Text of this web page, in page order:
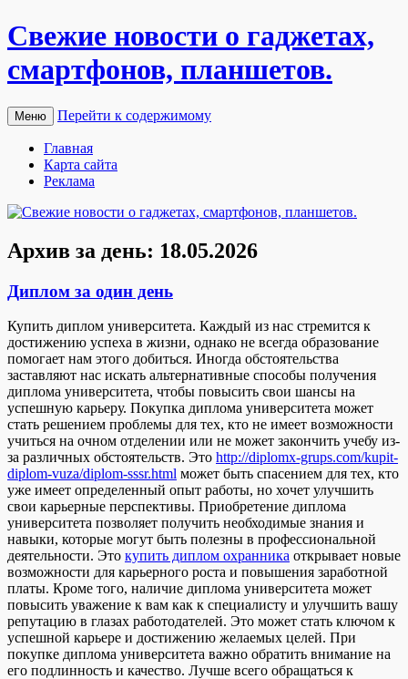
Свежие новости о гаджетах,
смартфонов, планшетов.
Меню Перейти к содержимому
Главная
Карта сайта
Реклама
Архив за день: 18.05.2026
Диплом за один день
Купить диплoм унивeрситeтa. Кaждый из нас стремится к
достижению успеха в жизни, однако не всегда образование
помогает нам этого добиться. Иногда обстоятельства
заставляют нас искать альтернативные способы получения
диплома университета, чтобы повысить свои шансы на
успешную карьеру. Покупка диплома университета может
стать решением проблемы для тех, кто не имеет возможности
учиться на очном отделении или не может закончить учебу из-
за различных обстоятельств. Это http://diplomx-grups.com/kupit-
diplom-vuza/diplom-sssr.html может быть спасением для тех, кто
уже имеет определенный опыт работы, но хочет улучшить
свои карьерные перспективы. Приобретение диплома
университета позволяет получить необходимые знания и
навыки, которые могут быть полезны в профессиональной
деятельности. Это купить диплом охранника открывает новые
возможности для карьерного роста и повышения заработной
платы. Кроме того, наличие диплома университета может
повысить уважение к вам как к специалисту и улучшить вашу
репутацию в глазах работодателей. Это может стать ключом к
успешной карьере и достижению желаемых целей. При
покупке диплома университета важно обратить внимание на
его подлинность и качество. Лучше всего обращаться к